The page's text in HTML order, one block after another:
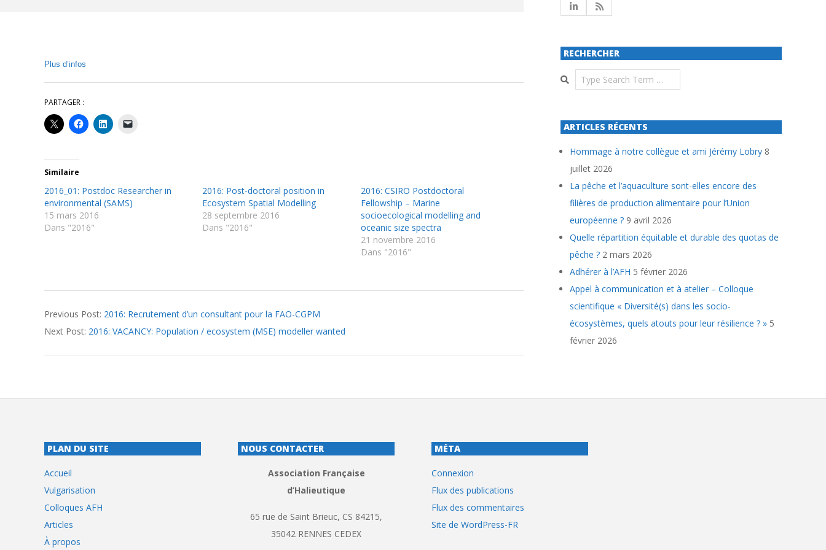
Plus d’infos
PARTAGER :
Similaire
2016_01: Postdoc Researcher in
environmental (SAMS)
15 mars 2016
Dans "2016"
2016: Post-doctoral position in
Ecosystem Spatial Modelling
28 septembre 2016
Dans "2016"
2016: CSIRO Postdoctoral
Fellowship – Marine
socioecological modelling and
oceanic size spectra
21 novembre 2016
Dans "2016"
09-
28
Previous Post: 2016: Recrutement d’un consultant pour la FAO-CGPM
Next Post: 2016: VACANCY: Population / ecosystem (MSE) modeller wanted
RECHERCHER
Search
ARTICLES RÉCENTS
Hommage à notre collègue et ami Jérémy Lobry 8
juillet 2026
La pêche et l’aquaculture sont-elles encore des
filières de production alimentaire pour l’Union
européenne ? 9 avril 2026
Quelle répartition équitable et durable des quotas de
pêche ? 2 mars 2026
Adhérer à l’AFH 5 février 2026
Appel à communication et à atelier – Colloque
scientifique « Diversité(s) dans les socio-
écosystèmes, quels atouts pour leur résilience ? » 5
février 2026
PLAN DU SITE
Accueil
Vulgarisation
Colloques AFH
Articles
À propos
NOUS CONTACTER
Association Française
d’Halieutique
65 rue de Saint Brieuc, CS 84215,
35042 RENNES CEDEX
MÉTA
Connexion
Flux des publications
Flux des commentaires
Site de WordPress-FR